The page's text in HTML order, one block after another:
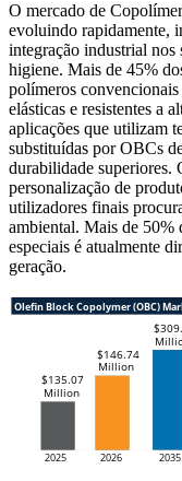
O mercado de
evoluindo rapidamente,
integração industrial nos
higiene. Mais de 45%
polímeros
elásticas e resistentes a
aplicações que utilizam
substituídas por OBCs
durabilidade superiores.
personalização de
utilizadores finais
ambiental. Mais de
especiais é atualmente
geração.